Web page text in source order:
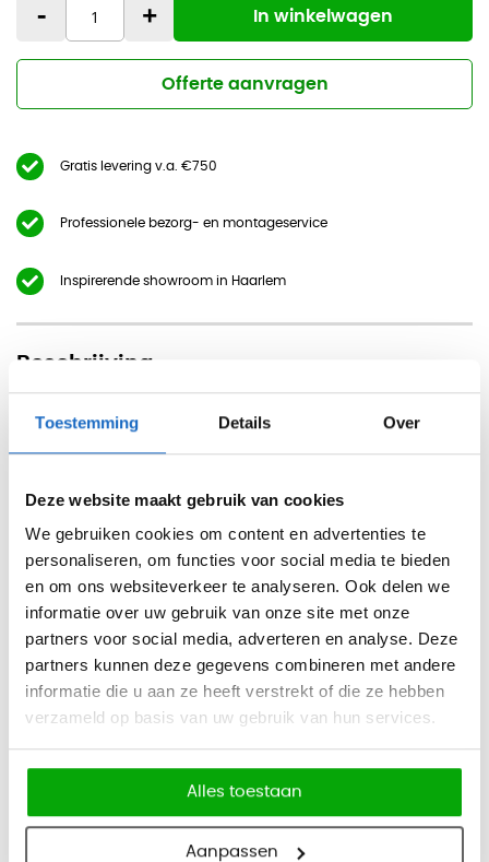
Toestemming Details Over
Deze website maakt gebruik van cookies
We gebruiken cookies om content en advertenties te
personaliseren, om functies voor social media te bieden
en om ons websiteverkeer te analyseren. Ook delen we
informatie over uw gebruik van onze site met onze
partners voor social media, adverteren en analyse. Deze
partners kunnen deze gegevens combineren met andere
informatie die u aan ze heeft verstrekt of die ze hebben
verzameld op basis van uw gebruik van hun services.
Alles toestaan
Aanpassen
- + In winkelwagen
Offerte aanvragen
Gratis levering v.a. €750
Professionele bezorg- en montageservice
Inspirerende showroom in Haarlem
Beschrijving
DeesPattio Abril barkruk
heeft een slank, organisch
ontwerp met een warme mediterrane uitstraling. De
andere terracotta, wijnrood, olijfgroen en lichtblauw geven
de barkruk een ontspannen en eigentijdse uitstraling.
De Abril is verkrijgbaar in twee zithoogtes: 65 cm en 75 cm.
Daarmee sluit de barkruk goed aan bij hogere kantinetafels
van circa 80 tot 90 cm en bij bars van circa 110 tot 120 cm.
Viltjes voor de poten zijn optioneel toe te voegen, zodat het
onderstel beter aansluit op de vloer en de gebruikssituatie.
Kleuren
wit, zwart, donkergrijs, lichtgrijs, wijnrood,
terracotta, oranje, geel, beige, olijfgroen, lichtgroen,